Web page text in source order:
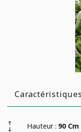
Hauteur : 90 Cm